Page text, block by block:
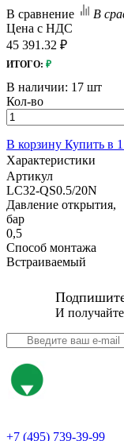
В сравнение
В
Цена с НДС
45 391.32 ₽
ИТОГО: ₽
В наличии: 17 шт
Кол-во
В корзину Купить в
Характеристики
Артикул
LC32-QS0.5/20N
Давление открытия,
бар
0,5
Способ монтажа
Встраиваемый
И
+7 (495) 739-39-99